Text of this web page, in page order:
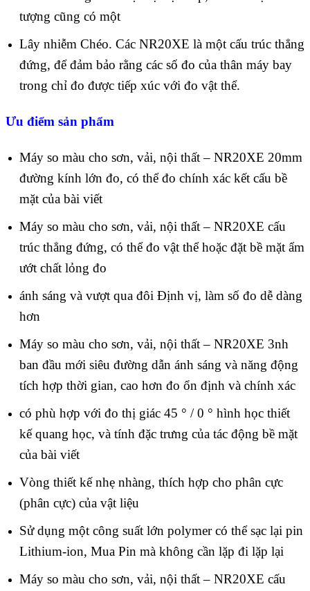
tượng cũng có một
Lây nhiễm Chéo. Các NR20XE là một cấu trúc thẳng
đứng, để đảm bảo rằng các số đo của thân máy bay
trong chỉ đo được tiếp xúc với đo vật thể.
Ưu điểm sản phẩm
Máy so màu cho sơn, vải, nội thất – NR20XE 20mm
đường kính lớn đo, có thể đo chính xác kết cấu bề
mặt của bài viết
Máy so màu cho sơn, vải, nội thất – NR20XE cấu
trúc thẳng đứng, có thể đo vật thể hoặc đặt bề mặt ẩm
ướt chất lỏng đo
ánh sáng và vượt qua đôi Định vị, làm số đo dễ dàng
hơn
Máy so màu cho sơn, vải, nội thất – NR20XE 3nh
ban đầu mới siêu đường dẫn ánh sáng và năng động
tích hợp thời gian, cao hơn đo ổn định và chính xác
có phù hợp với đo thị giác 45 ° / 0 ° hình học thiết
kế quang học, và tính đặc trưng của tác động bề mặt
của bài viết
Vòng thiết kế nhẹ nhàng, thích hợp cho phân cực
(phân cực) của vật liệu
Sử dụng một công suất lớn polymer có thể sạc lại pin
Lithium-ion, Mua Pin mà không cần lặp đi lặp lại
Máy so màu cho sơn, vải, nội thất – NR20XE cấu